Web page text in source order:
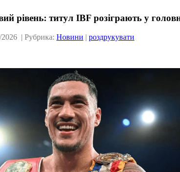
рівень: титул IBF розіграють у
2026 | Рубрика: Новини | роздрукувати